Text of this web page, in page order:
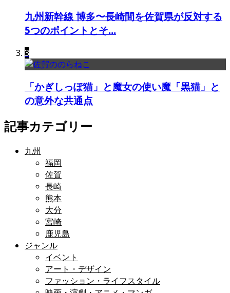
九州新幹線 博多〜長崎間を佐賀県が反対する
5つのポイントとそ...
3
「かぎしっぽ猫」と魔女の使い魔「黒猫」と
の意外な共通点
記事カテゴリー
九州
福岡
佐賀
長崎
熊本
大分
宮崎
鹿児島
ジャンル
イベント
アート・デザイン
ファッション・ライフスタイル